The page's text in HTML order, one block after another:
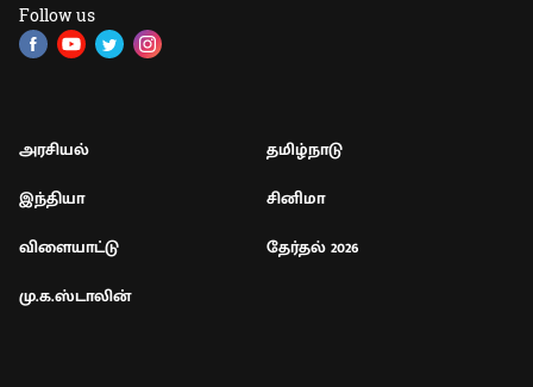
Follow us
அரசியல்
தமிழ்நாடு
இந்தியா
சினிமா
விளையாட்டு
தேர்தல் 2026
மு.க.ஸ்டாலின்